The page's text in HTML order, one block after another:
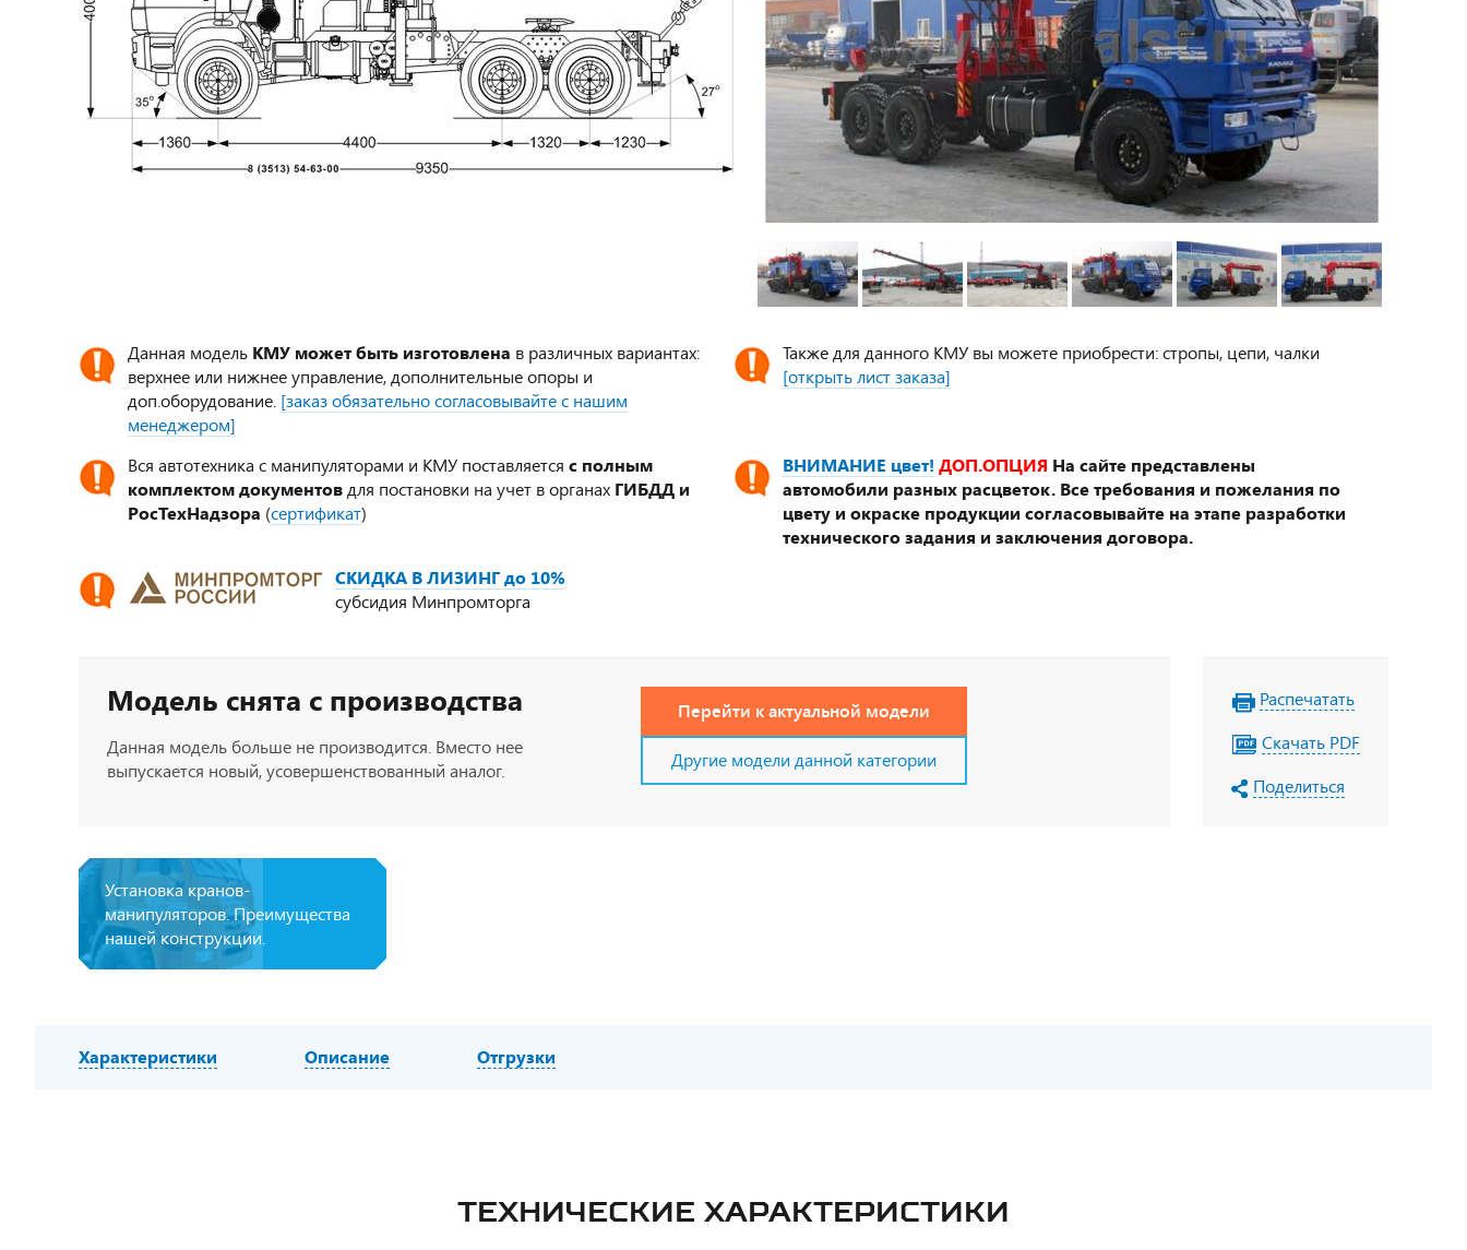
Данная модель КМУ может быть изготовлена в различных вариантах:
верхнее или нижнее управление, дополнительные опоры и
доп.оборудование. [заказ обязательно согласовывайте с нашим
менеджером]
Также для данного КМУ вы можете приобрести: стропы, цепи, чалки
[открыть лист заказа]
Вся автотехника с манипуляторами и КМУ поставляется с полным
комплектом документов для постановки на учет в органах ГИБДД и
РосТехНадзора (сертификат)
ВНИМАНИЕ цвет! ДОП.ОПЦИЯ На сайте представлены
автомобили разных расцветок. Все требования и пожелания по
цвету и окраске продукции согласовывайте на этапе разработки
технического задания и заключения договора.
СКИДКА В ЛИЗИНГ до 10%
субсидия Минпромторга
Модель снята с производства
Данная модель больше не производится. Вместо нее
выпускается новый, усовершенствованный аналог.
Перейти к актуальной модели
Другие модели данной категории
Распечатать
Скачать PDF
Поделиться
Установка кранов-
манипуляторов. Преимущества
нашей конструкции.
Характеристики Описание Отгрузки
ТЕХНИЧЕСКИЕ ХАРАКТЕРИСТИКИ